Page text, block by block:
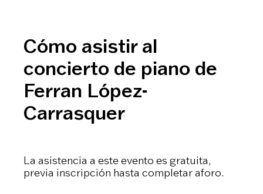
Cómo asistir al
concierto de piano de
Ferran López-
Carrasquer
La asistencia a este evento es gratuita,
previa inscripción hasta completar aforo.